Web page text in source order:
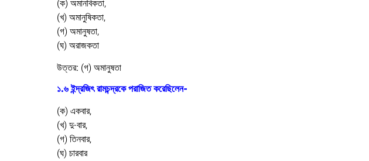
(ক) অমানবিকতা,
(খ) অমানুষিকতা,
(গ) অমানুষতা,
(ঘ) অরাজকতা
উত্তর: (গ) অমানুষতা
১.৬ ইন্দ্রজিৎ রামচন্দ্রকে পরাজিত করেছিলেন-
(ক) একবার,
(খ) দু-বার,
(গ) তিনবার,
(ঘ) চারবার